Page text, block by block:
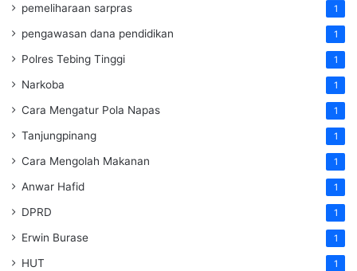
pemeliharaan sarpras 1
pengawasan dana pendidikan 1
Polres Tebing Tinggi 1
Narkoba 1
Cara Mengatur Pola Napas 1
Tanjungpinang 1
Cara Mengolah Makanan 1
Anwar Hafid 1
DPRD 1
Erwin Burase 1
HUT 1